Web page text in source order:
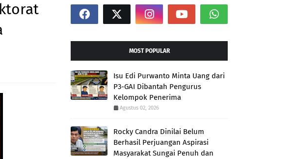
MOST POPULAR
Isu Edi Purwanto Minta Uang dari
P3-GAI Dibantah Pengurus
Kelompok Penerima
Agustus 02, 2026
Rocky Candra Dinilai Belum
Berhasil Perjuangan Aspirasi
Masyarakat Sungai Penuh dan